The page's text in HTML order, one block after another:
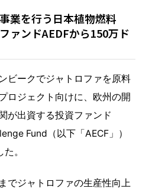
業を行う日本植物燃料
ァンドAEDFから150万ド
ビークでジャトロファを原料
ロジェクト向けに、欧州の開
が出資する投資ファンド
Fund（以下「AECF」）
。
でジャトロファの生産性向上